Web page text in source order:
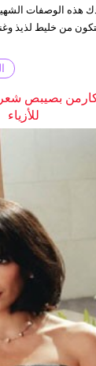
الوصفات الشهية
من خليط لذيذ
بصيبص
للأزياء